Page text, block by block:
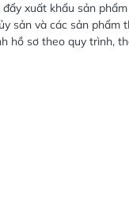
xuất khẩu sản
sản và các sản phẩm
hồ sơ theo quy trình,